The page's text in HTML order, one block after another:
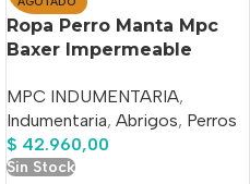
Ropa Perro Manta Mpc
Baxer Impermeable
MPC INDUMENTARIA,
Indumentaria, Abrigos, Perros
$ 42.960,00
Sin Stock